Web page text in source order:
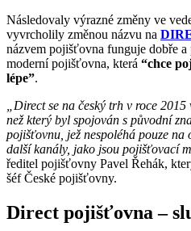
Následovaly výrazné změny ve
vyvrcholily změnou názvu na
názvem pojišťovna funguje dobře a
moderní pojišťovna, která “chce
lépe”.
„Direct se na český trh v roce
než který byl spojován s původní
pojišťovnu, jež nespoléhá pouze
další kanály, jako jsou pojišťovací
ředitel pojišťovny Pavel Řehák,
šéf České pojišťovny.
Direct pojišťovna –